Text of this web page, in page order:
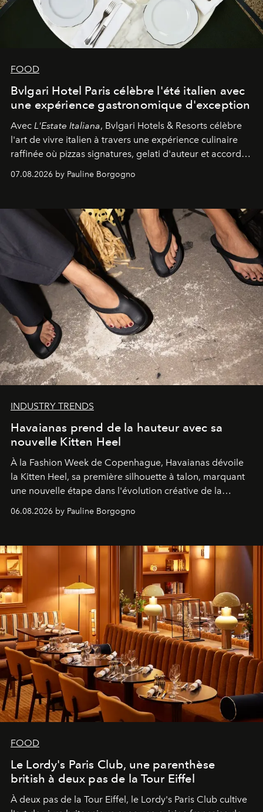
FOOD
Bvlgari Hotel Paris célèbre l'été italien avec
une expérience gastronomique d'exception
Avec L'Estate Italiana, Bvlgari Hotels & Resorts célèbre
l'art de vivre italien à travers une expérience culinaire
raffinée où pizzas signatures, gelati d'auteur et accords
d'exception composent un véritable voyage sensoriel.
07.08.2026 by Pauline Borgogno
INDUSTRY TRENDS
Havaianas prend de la hauteur avec sa
nouvelle Kitten Heel
À la Fashion Week de Copenhague, Havaianas dévoile
la Kitten Heel, sa première silhouette à talon, marquant
une nouvelle étape dans l'évolution créative de la
06.08.2026 by Pauline Borgogno
FOOD
Le Lordy's Paris Club, une parenthèse
british à deux pas de la Tour Eiffel
À deux pas de la Tour Eiffel, le Lordy's Paris Club cultive